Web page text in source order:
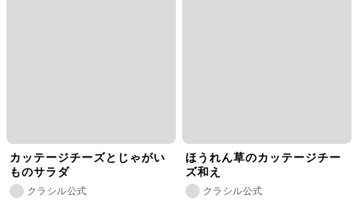
カッテージチーズとじゃがい
ものサラダ
クラシル公式
ほうれん草のカッテージチー
ズ和え
クラシル公式